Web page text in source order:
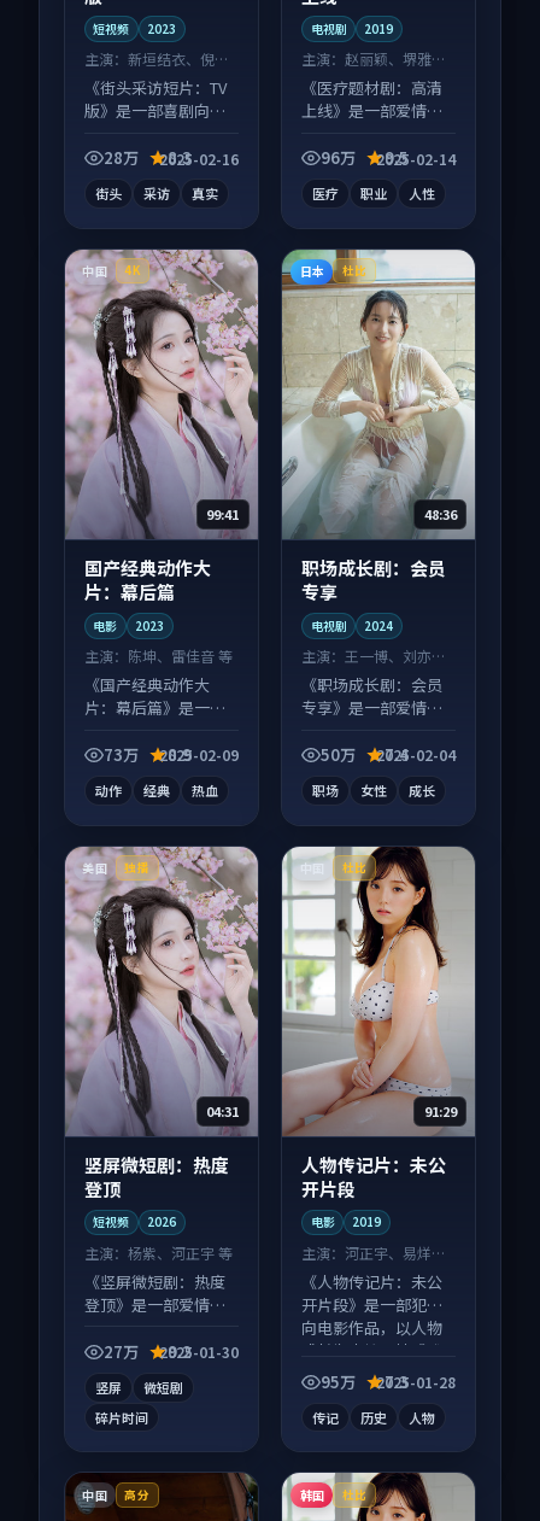
短视频 2023
主演： 新垣结衣、倪妮
等
《街头采访短片：TV
版》是一部喜剧向短
在线，配乐与镜头配
28万 8.3
2025-02-16
街头 采访 真实
电视剧 2019
主演：赵丽颖、堺雅人
等
《医疗题材剧：高清
上线》是一部爱情向
系层层推进，尾声常
96万 9.5
2025-02-14
医疗 职业 人性
中国 4K
99:41
国产经典动作大
片：幕后篇
电影 2023
主演： 陈坤、雷佳音 等
《国产经典动作大
片：幕后篇》是一部
奏紧凑信息量大，适
73万 8.9
2025-02-09
动作 经典 热血
日本 杜比
48:36
职场成长剧：会员
专享
电视剧 2024
主演： 王一博、刘亦菲
等
《职场成长剧：会员
专享》是一部爱情向
论度高，适合配弹幕
50万 7.4
2025-02-04
职场 女性 成长
美国 独播
04:31
竖屏微短剧：热度
登顶
短视频 2026
主演： 杨紫、河正宇 等
《竖屏微短剧：热度
登顶》是一部爱情向
素齐全，观感爽快不
27万 9.2
2025-01-30
竖屏
微短剧
碎片时间
中国 杜比
91:29
人物传记片：未公
开片段
电影 2019
主演： 河正宇、易烊千
玺 等
《人物传记片：未公
开片段》是一部犯罪
向电影作品，以人物
成长为内核，情感戏
份扎实。
95万 7.3
2025-01-28
传记 历史 人物
中国 高分 韩国 杜比